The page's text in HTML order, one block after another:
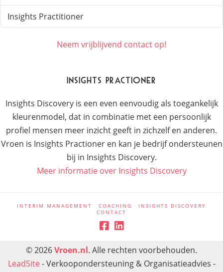
Insights Practitioner
Neem vrijblijvend contact op!
Insights Practioner
Insights Discovery is een even eenvoudig als toegankelijk
kleurenmodel, dat in combinatie met een persoonlijk
profiel mensen meer inzicht geeft in zichzelf en anderen.
Vroen is Insights Practioner en kan je bedrijf ondersteunen
bij in Insights Discovery.
Meer informatie over Insights Discovery
INTERIM MANAGEMENT COACHING
INSIGHTS DISCOVERY
CONTACT
© 2026Vroen.nl. Alle rechten voorbehouden.
LeadSite -Verkoopondersteuning & Organisatieadvies -